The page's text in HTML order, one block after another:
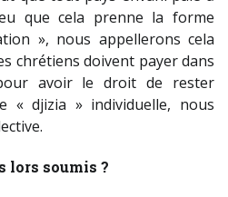
que cela prenne la forme
», nous appellerons cela
chrétiens doivent payer dans
avoir le droit de rester
« djizia » individuelle, nous
lors soumis ?